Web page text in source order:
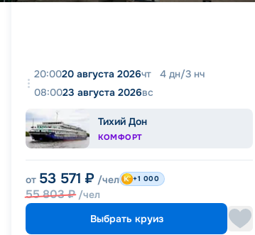
20:0020 августа 2026чт 4 дн/3 нч
08:0023 августа 2026вс
Тихий Дон
КОМФОРТ
от 53 571 ₽ /чел
55 803₽ /чел
+1 000
Выбрать круиз